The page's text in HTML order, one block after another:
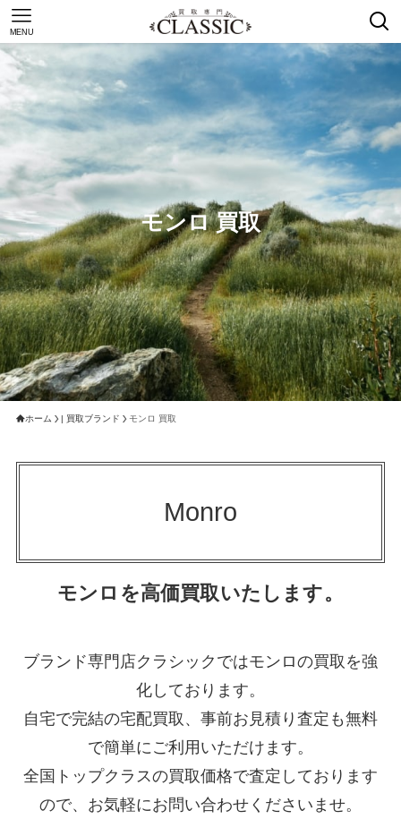
MENU
モンロ 買取
ホーム | 買取ブランド モンロ 買取
Monro
モンロを高価買取いたします。
ブランド専門店クラシックではモンロの買取を強
化しております。
自宅で完結の宅配買取、事前お見積り査定も無料
で簡単にご利用いただけます。
全国トップクラスの買取価格で査定しております
ので、お気軽にお問い合わせくださいませ。